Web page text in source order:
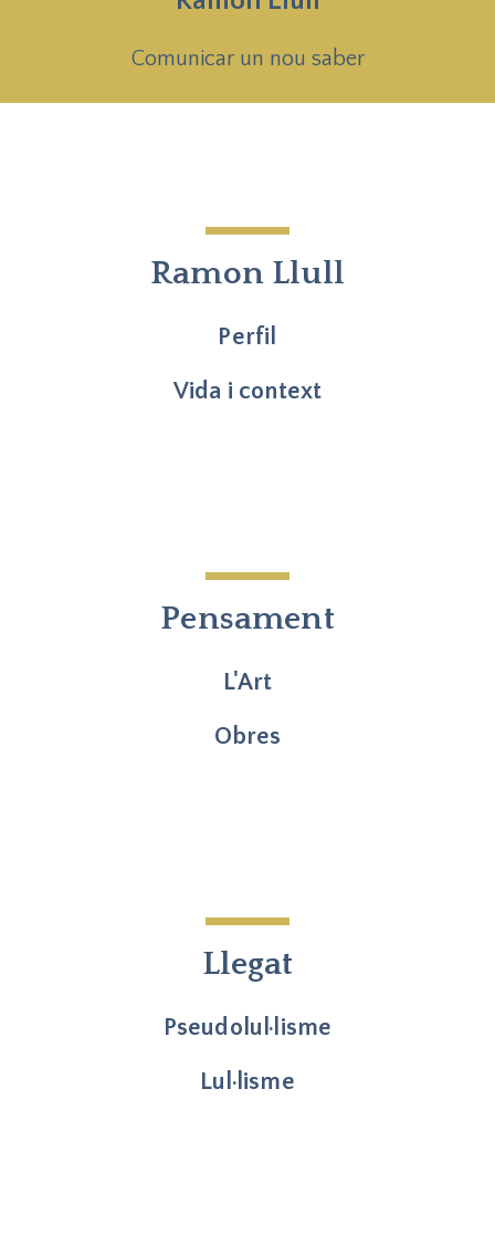
Comunicar un nou saber
Ramon Llull
Perfil
Vida i context
Pensament
L'Art
Obres
Llegat
Pseudolul·lisme
Lul·lisme